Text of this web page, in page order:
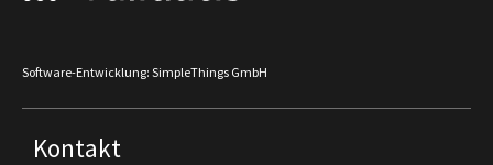
Software-Entwicklung: SimpleThings GmbH
Kontakt